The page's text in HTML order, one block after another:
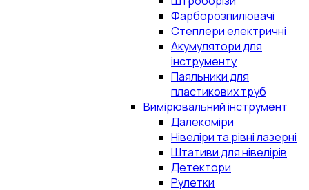
Фарборозпилювачі
Степлери електричні
Акумулятори для
інструменту
Паяльники для
пластикових труб
Вимірювальний інструмент
Далекоміри
Нівеліри та рівні лазерні
Штативи для нівелірів
Детектори
Рулетки